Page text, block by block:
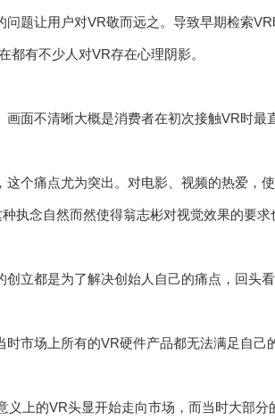
题让用户对VR敬而远之。导致早期检索
都有不少人对VR存在心理阴影。
画面不清晰大概是消费者在初次接触VR时最
这个痛点尤为突出。对电影、视频的热爱，
种执念自然而然使得翁志彬对视觉效果的要求
创立都是为了解决创始人自己的痛点，回头
时市场上所有的VR硬件产品都无法满足自己
义上的VR头显开始走向市场，而当时大部